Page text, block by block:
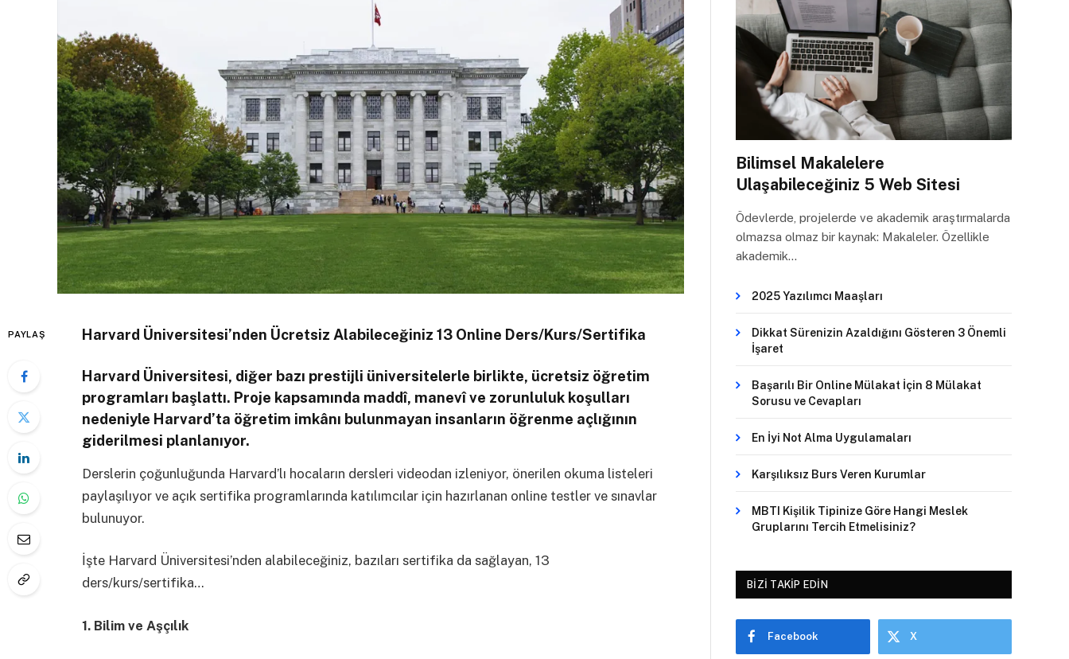
PAYLAŞ Harvard Üniversitesi’nden Ücretsiz Alabileceğiniz 13 Online Ders/Kurs/Sertifika
Harvard Üniversitesi, diğer bazı prestijli üniversitelerle birlikte, ücretsiz öğretim
programları başlattı. Proje kapsamında maddî, manevî ve zorunluluk koşulları
nedeniyle Harvard’ta öğretim imkânı bulunmayan insanların öğrenme açlığının
giderilmesi planlanıyor.
Derslerin çoğunluğunda Harvard’lı hocaların dersleri videodan izleniyor, önerilen okuma listeleri
paylaşılıyor ve açık sertifika programlarında katılımcılar için hazırlanan online testler ve sınavlar
bulunuyor.
İşte Harvard Üniversitesi’nden alabileceğiniz, bazıları sertifika da sağlayan, 13
ders/kurs/sertifika…
1. Bilim ve Aşçılık
Bilimsel Makalelere
Ulaşabileceğiniz 5 Web Sitesi
Ödevlerde, projelerde ve akademik araştırmalarda
olmazsa olmaz bir kaynak: Makaleler. Özellikle
akademik…
2025 Yazılımcı Maaşları
Dikkat Sürenizin Azaldığını Gösteren 3 Önemli
İşaret
Başarılı Bir Online Mülakat İçin 8 Mülakat
Sorusu ve Cevapları
En İyi Not Alma Uygulamaları
Karşılıksız Burs Veren Kurumlar
MBTI Kişilik Tipinize Göre Hangi Meslek
Gruplarını Tercih Etmelisiniz?
BIZI TAKIP EDIN
Facebook X